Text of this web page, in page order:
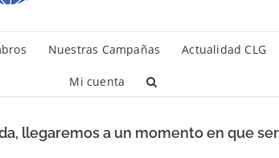
Nuestras Campañas Actualidad CLG
Mi cuenta
llegaremos a un momento en que